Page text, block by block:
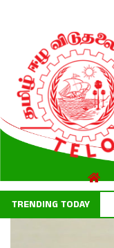
TRENDING TODAY